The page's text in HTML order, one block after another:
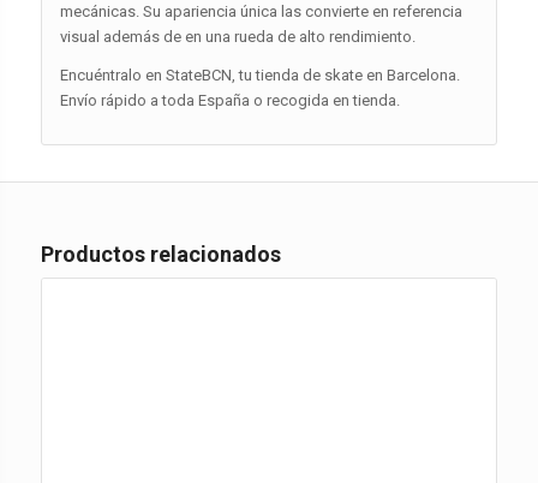
mecánicas. Su apariencia única las convierte en referencia
visual además de en una rueda de alto rendimiento.
Encuéntralo en StateBCN, tu tienda de skate en Barcelona.
Envío rápido a toda España o recogida en tienda.
Productos relacionados